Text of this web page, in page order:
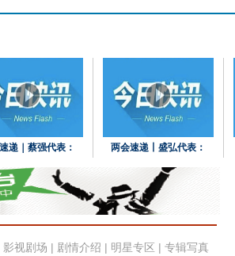
递｜蔡强代表： 两会速递丨盛弘代表：
影视剧场 | 剧情介绍 | 明星专区 | 专辑写真